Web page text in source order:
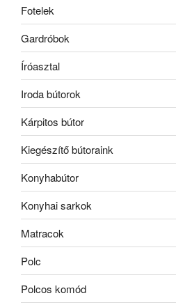
Fotelek
Gardróbok
Íróasztal
Iroda bútorok
Kárpitos bútor
Kiegészítő bútoraink
Konyhabútor
Konyhai sarkok
Matracok
Polc
Polcos komód